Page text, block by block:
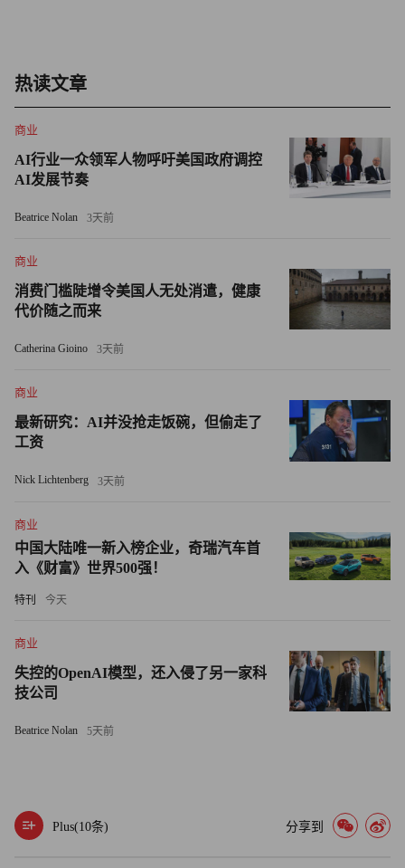
层，看似缩减短期开支，实则以长期稳定性为代价。而且，
根据阿罗的理论，经验学习和生产力提升具有溢出效应，会
辐射至整个经济体，而非局限于单一企业，因此一家公司将
入门级任务或岗位自动化的决策，最终会波及整个行业。
2026年入门级岗位就业市场低迷的原因可能有很多，并非都
与人工智能有关。受全球不确定性、伊朗战争、关税政策影
人工智能替代人力。许多白领行业在疫情后过度招聘，如今
正在裁员。白领岗位稀缺、毕业生竞争激烈，导致市场趋于
饱和，这也是越来越多美国Z世代开始考虑技能型职业的原
因之一。
即便不能将美国年轻人的困境完全归咎于人工智能，一个不
争的事实是：2026年许多年轻毕业生要么失业，要么半失
业，错失了阿罗所说的对职业发展和经济生产力至关重要的
人工智能的同时继续雇佣年轻员工：对自动化带来的利润征
税，同时为那些增加入门级员工任务量的企业提供补贴。这
套政策组合拳将抑制全面自动化，并鼓励企业创造能让年轻
员工学习技能的新岗位。
长远来看，另一种可能的结果是未来管理人员会缩减，且
“管理者综合能力下滑”，难以推动企业创新。然而，鉴于人
工智能能压缩成本，短期内企业利润很可能不会受到冲击。
论文作者写道，如果雇主选择将更多入门级任务自动化，那
译者：中慧言-王芳
热读文章
商业
AI行业一众领军人物呼吁美国政府调控
AI发展节奏
Beatrice Nolan 3天前
商业
消费门槛陡增令美国人无处消遣，健康
代价随之而来
Catherina Gioino 3天前
商业
最新研究：AI并没抢走饭碗，但偷走了
工资
Nick Lichtenberg 3天前
商业
中国大陆唯一新入榜企业，奇瑞汽车首
入《财富》世界500强！
特刊 今天
商业
失控的OpenAI模型，还入侵了另一家科
技公司
Beatrice Nolan 5天前
Plus(10条) 分享到